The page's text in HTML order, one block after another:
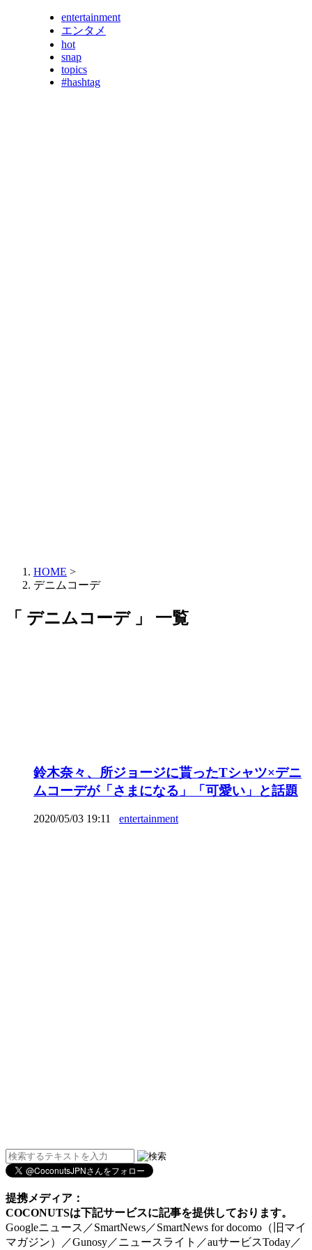
entertainment
エンタメ
hot
snap
topics
#hashtag
HOME >
デニムコーデ
「 デニムコーデ 」 一覧
鈴木奈々、所ジョージに貰ったTシャツ×デニ
ムコーデが「さまになる」「可愛い」と話題
2020/05/03 19:11 entertainment
提携メディア：
COCONUTSは下記サービスに記事を提供しております。
Googleニュース／SmartNews／SmartNews for docomo（旧マイ
マガジン）／Gunosy／ニュースライト／auサービスToday／